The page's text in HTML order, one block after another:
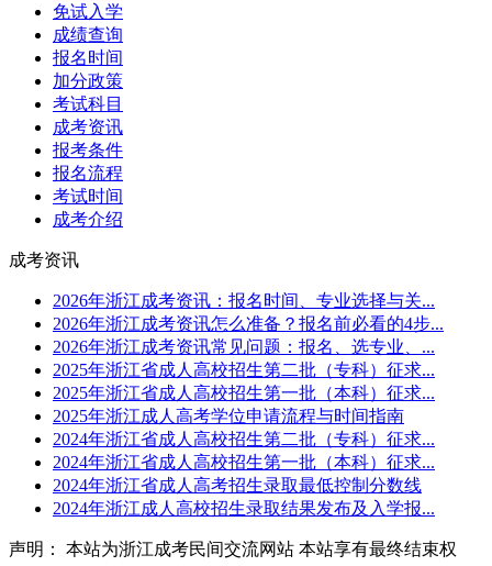
免试入学
成绩查询
报名时间
加分政策
考试科目
成考资讯
报考条件
报名流程
考试时间
成考介绍
成考资讯
2026年浙江成考资讯：报名时间、专业选择与关...
2026年浙江成考资讯怎么准备？报名前必看的4步...
2026年浙江成考资讯常见问题：报名、选专业、...
2025年浙江省成人高校招生第二批（专科）征求...
2025年浙江省成人高校招生第一批（本科）征求...
2025年浙江成人高考学位申请流程与时间指南
2024年浙江省成人高校招生第二批（专科）征求...
2024年浙江省成人高校招生第一批（本科）征求...
2024年浙江省成人高考招生录取最低控制分数线
2024年浙江成人高校招生录取结果发布及入学报...
声明： 本站为浙江成考民间交流网站 本站享有最终结束权